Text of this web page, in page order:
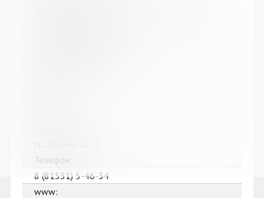
Телефон:
8 (81531) 5-46-34
www: